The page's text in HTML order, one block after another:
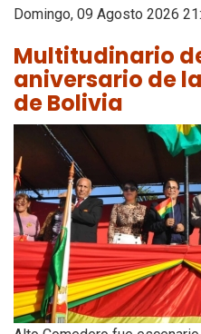
Domingo, 09 Agosto 2026
Multitudinario
aniversario de
de Bolivia